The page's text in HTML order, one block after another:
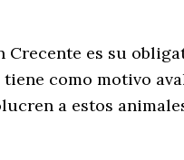
es su
como motivo
a estos